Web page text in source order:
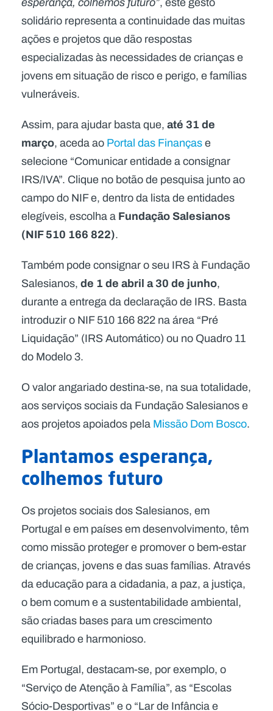
solidário representa a continuidade das muitas
ações e projetos que dão respostas
especializadas às necessidades de crianças e
jovens em situação de risco e perigo, e famílias
vulneráveis.
Assim, para ajudar basta que,até 31 de
março, aceda aoPortal das Finançase
selecione “Comunicar entidade a consignar
IRS/IVA”. Clique no botão de pesquisa junto ao
campo do NIF e, dentro da lista de entidades
elegíveis, escolha aFundação Salesianos
(NIF 510 166 822).
Também pode consignar o seu IRS à Fundação
Salesianos,de 1 de abril a 30 de junho,
durante a entrega da declaração de IRS. Basta
introduzir o NIF 510 166 822 na área “Pré
Liquidação” (IRS Automático) ou no Quadro 11
do Modelo 3.
O valor angariado destina-se, na sua totalidade,
aos serviços sociais da Fundação Salesianos e
aos projetos apoiados pelaMissão Dom Bosco.
Plantamos esperança,
colhemos futuro
Os projetos sociais dos Salesianos, em
Portugal e em países em desenvolvimento, têm
como missão proteger e promover o bem-estar
de crianças, jovens e das suas famílias. Através
da educação para a cidadania, a paz, a justiça,
o bem comum e a sustentabilidade ambiental,
são criadas bases para um crescimento
equilibrado e harmonioso.
Em Portugal, destacam-se, por exemplo, o
“Serviço de Atenção à Família”, as “Escolas
Sócio-Desportivas” e o “Lar de Infância e